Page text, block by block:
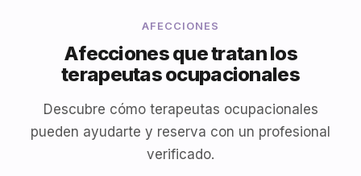
AFECCIONES
Afecciones que tratan los
terapeutas ocupacionales
Descubre cómo terapeutas ocupacionales
pueden ayudarte y reserva con un profesional
verificado.